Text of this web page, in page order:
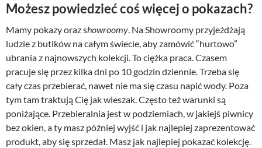
Możesz powiedzieć coś więcej o pokazach?
Mamy pokazy oraz showroomy. Na Showroomy przyjeżdżają
ludzie z butików na całym świecie, aby zamówić “hurtowo”
ubrania z najnowszych kolekcji. To ciężka praca. Czasem
pracuje się przez kilka dni po 10 godzin dziennie. Trzeba się
cały czas przebierać, nawet nie ma się czasu napić wody. Poza
tym tam traktują Cię jak wieszak. Często też warunki są
poniżające. Przebieralnia jest w podziemiach, w jakiejś piwnicy
bez okien, a ty masz później wyjść i jak najlepiej zaprezentować
produkt, aby się sprzedał. Masz jak najlepiej pokazać kolekcję.